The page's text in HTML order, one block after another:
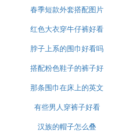
春季短款外套搭配图片
大全
红色大衣穿牛仔裤好看
吗
脖子上系的围巾好看吗
搭配粉色鞋子的裤子好
看图片大全
那条围巾在床上的英文
怎么说
有些男人穿裤子好看
汉族的帽子怎么叠